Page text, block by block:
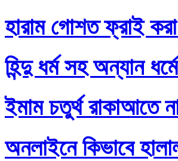
হারাম গোশত ফ্রাই
হিন্দু ধর্ম সহ অন্যান
ইমাম চতুর্থ রাকাআতে
অনলাইনে কিভাবে